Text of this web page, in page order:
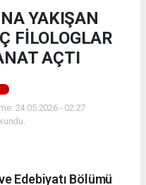
YAKIŞAN
FİLOLOGLAR
AÇTI
24.05.2026 - 02:27
Edebiyatı Bölümü